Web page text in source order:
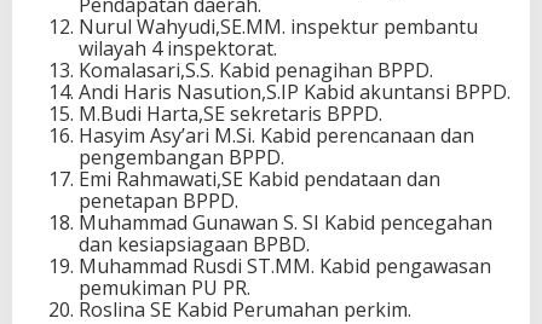
Nurul Wahyudi,SE.MM. inspektur pembantu
wilayah 4 inspektorat.
Komalasari,S.S. Kabid penagihan BPPD.
Andi Haris Nasution,S.IP Kabid akuntansi BPPD.
M.Budi Harta,SE sekretaris BPPD.
Hasyim Asy’ari M.Si. Kabid perencanaan dan
pengembangan BPPD.
Emi Rahmawati,SE Kabid pendataan dan
penetapan BPPD.
Muhammad Gunawan S. SI Kabid pencegahan
dan kesiapsiagaan BPBD.
Muhammad Rusdi ST.MM. Kabid pengawasan
pemukiman PU PR.
Roslina SE Kabid Perumahan perkim.